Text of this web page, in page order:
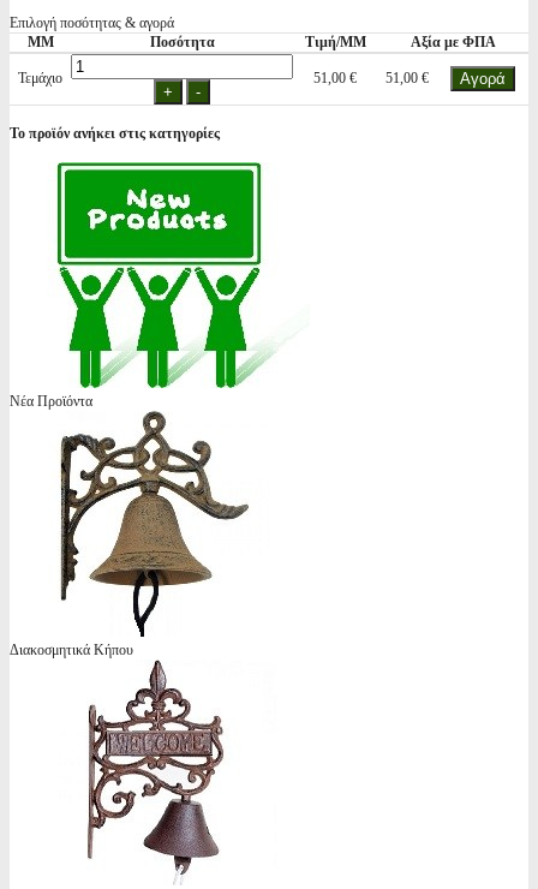
Επιλογή ποσότητας & αγορά
ΜΜ
Ποσότητα Τιμή/ΜΜ Αξία με ΦΠΑ
Τεμάχιο 51,00 € 51,00 €
Το προϊόν ανήκει στις κατηγορίες
Νέα Προϊόντα
Διακοσμητικά Κήπου